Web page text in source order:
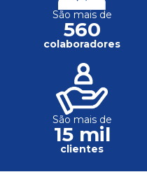
São mais de
560
colaboradores
São mais de
15 mil
clientes